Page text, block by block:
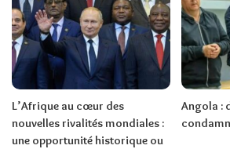
L’Afrique au cœur des
nouvelles rivalités mondiales :
une opportunité historique ou
Angola :